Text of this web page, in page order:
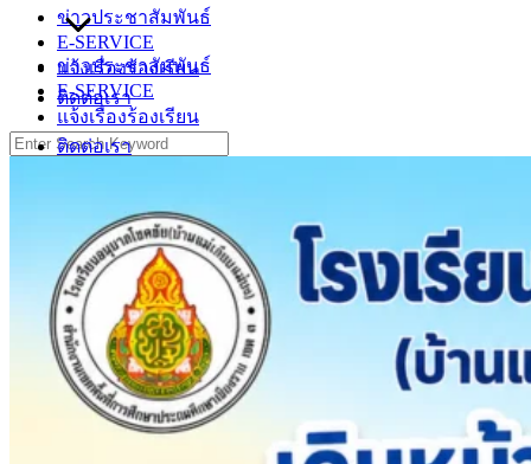
ข่าวประชาสัมพันธ์
E-SERVICE
แจ้งเรื่องร้องเรียน
ติดต่อเรา
ข่าวประชาสัมพันธ์
E-SERVICE
แจ้งเรื่องร้องเรียน
ติดต่อเรา
Search
for: